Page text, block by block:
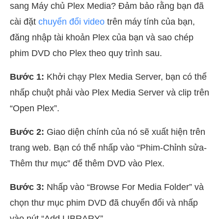
sang Máy chủ Plex Media? Đảm bảo rằng bạn đã
cài đặt chuyển đổi video trên máy tính của bạn,
đăng nhập tài khoản Plex của bạn và sao chép
phim DVD cho Plex theo quy trình sau.
Bước 1: Khởi chạy Plex Media Server, bạn có thể
nhấp chuột phải vào Plex Media Server và clip trên
“Open Plex”.
Bước 2: Giao diện chính của nó sẽ xuất hiện trên
trang web. Bạn có thể nhấp vào “Phim-Chỉnh sửa-
Thêm thư mục” để thêm DVD vào Plex.
Bước 3: Nhấp vào “Browse For Media Folder” và
chọn thư mục phim DVD đã chuyển đổi và nhấp